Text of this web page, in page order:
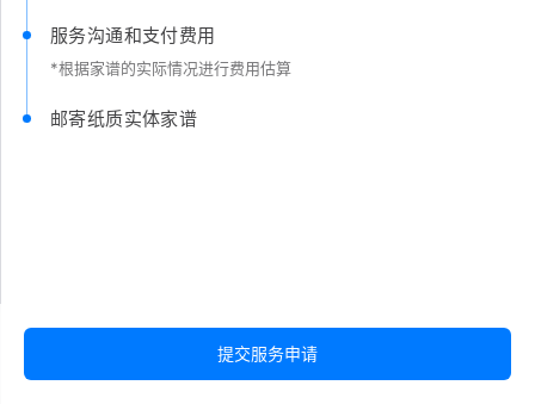
服务沟通和支付费用
*根据家谱的实际情况进行费用估算
邮寄纸质实体家谱
提交服务申请